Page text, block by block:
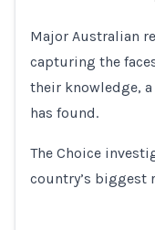
Major Australian
capturing the
their knowledge,
has found.
The Choice
country’s biggest